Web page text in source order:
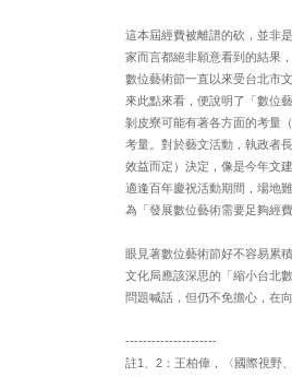
這本屆經費被離譜的砍，並非
家而言都絕非願意看到的結果
數位藝術節一直以來受台北市
來此點來看，便說明了「數位
剝皮寮可能有著各方面的考量
考量。對於藝文活動，執政者
效益而定）決定，像是今年文
適逢百年慶祝活動期間，場地
為「發展數位藝術需要足夠經
眼見著數位藝術節好不容易累
文化局應該深思的「縮小台北
問題喊話，但仍不免擔心，在
---------------------
註1、2：王柏偉，〈國際視野